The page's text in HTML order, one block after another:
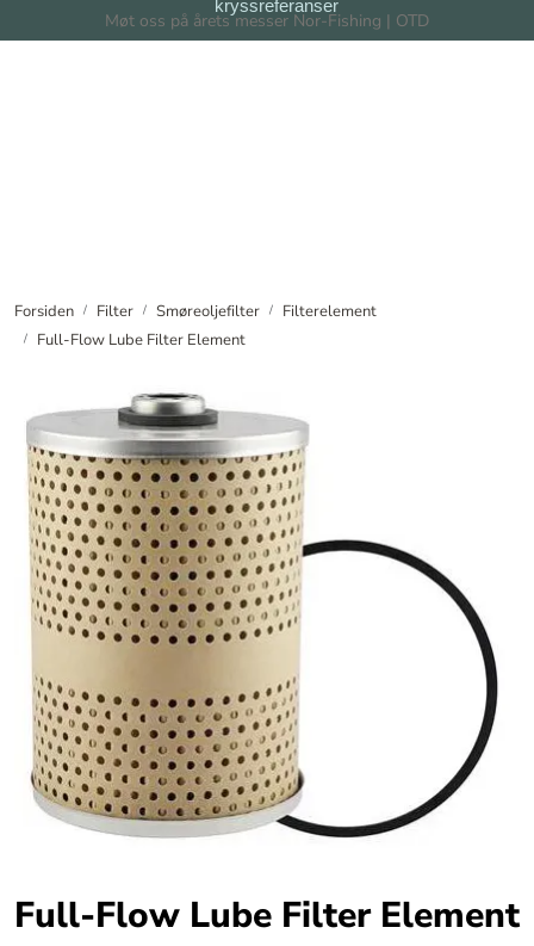
Skip to main contentMøt oss på årets messer Nor-Fishing | OTD
kryssreferanser
Forsiden Filter Smøreoljefilter
Filterelement
Full-Flow Lube Filter Element
Full-Flow Lube Filter Element